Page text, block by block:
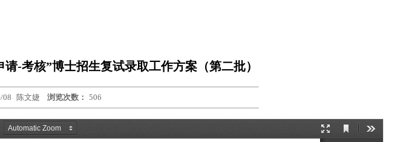
-考核”博士招生复试录取工作方案（第二批）
08 陈文婕 浏览次数： 506